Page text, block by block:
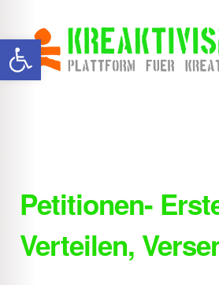
Werkzeugleiste öffnen Zur
Navigation
springen
Zum
Inhalt
springen
Howtos
Aktionsformen
Petitionen-
Verteilen,